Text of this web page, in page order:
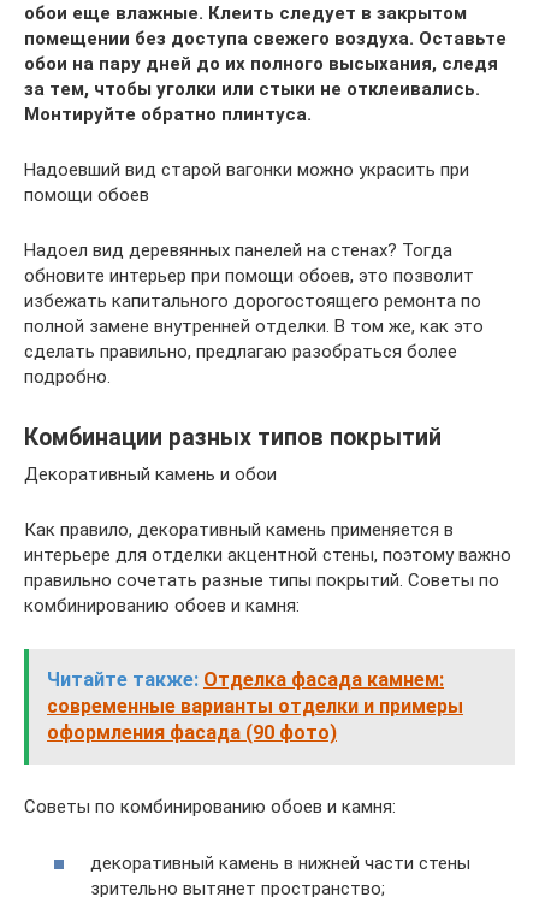
обои еще влажные. Клеить следует в закрытом
помещении без доступа свежего воздуха. Оставьте
обои на пару дней до их полного высыхания, следя
за тем, чтобы уголки или стыки не отклеивались.
Монтируйте обратно плинтуса.
Надоевший вид старой вагонки можно украсить при
помощи обоев
Надоел вид деревянных панелей на стенах? Тогда
обновите интерьер при помощи обоев, это позволит
избежать капитального дорогостоящего ремонта по
полной замене внутренней отделки. В том же, как это
сделать правильно, предлагаю разобраться более
подробно.
Комбинации разных типов покрытий
Декоративный камень и обои
Как правило, декоративный камень применяется в
интерьере для отделки акцентной стены, поэтому важно
правильно сочетать разные типы покрытий. Советы по
комбинированию обоев и камня:
Читайте также: Отделка фасада камнем:
современные варианты отделки и примеры
оформления фасада (90 фото)
Советы по комбинированию обоев и камня:
декоративный камень в нижней части стены
зрительно вытянет пространство;